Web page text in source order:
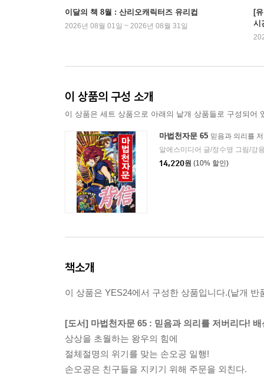
이달의 책 8월 : 산리오캐릭터즈 유리컵
2026년 08월 01일 ~ 2026년 08월 31일
[
시
이 상품의 구성 소개
이 상품은 세트 상품으로 아래의 낱개 상품들로 구성되어
마법천자문 65 믿음과 의리를
알에스미디어 글/정수영 그림/강
14,220원 (10% 할인)
책소개
이 상품은 YES24에서 구성한 상품입니다.(낱개 반
[도서] 마법천자문 65 : 믿음과 의리를 저버리다! 배
상상을 초월하는 왕우의 힘에
절체절명의 위기를 맞는 손오공 일행!
손오공은 친구들을 지키기 위해 주문을 외친다.